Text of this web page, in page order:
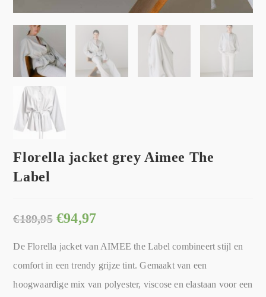
Florella jacket grey Aimee The
Label
€189,95 €94,97
De Florella jacket van AIMEE the Label combineert stijl en
comfort in een trendy grijze tint. Gemaakt van een
hoogwaardige mix van polyester, viscose en elastaan voor een